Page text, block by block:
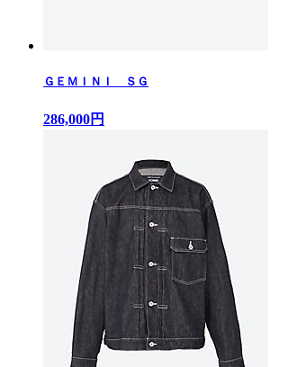
ＧＥＭＩＮＩ ＳＧ
286,000円